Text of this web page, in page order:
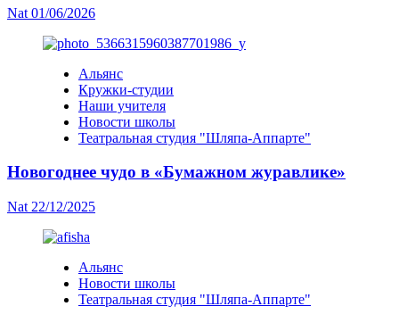
Nat 01/06/2026
Альянс
Кружки-студии
Наши учителя
Новости школы
Театральная студия "Шляпа-Аппарте"
Новогоднее чудо в «Бумажном журавлике»
Nat 22/12/2025
Альянс
Новости школы
Театральная студия "Шляпа-Аппарте"